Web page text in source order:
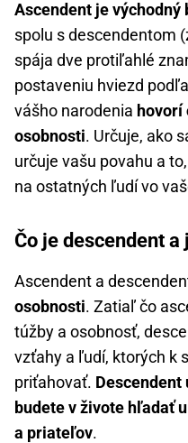
Ascendent je východný
spolu s descendentom
spája dve protiľahlé
postaveniu hviezd
vášho narodenia hovorí
osobnosti. Určuje, ako
určuje vašu povahu a
na ostatných ľudí vo
Čo je descendent a
Ascendent a
osobnosti. Zatiaľ čo
túžby a osobnosť,
vzťahy a ľudí, ktorých k
priťahovať. Descendent
budete v živote hľadať
a priateľov.